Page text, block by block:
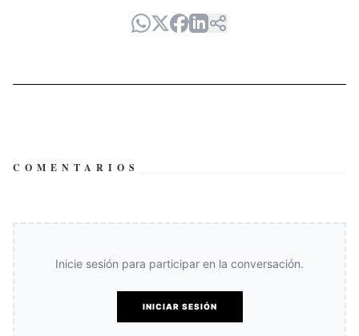
COMENTARIOS
Inicie sesión para participar en la conversación.
INICIAR SESIÓN